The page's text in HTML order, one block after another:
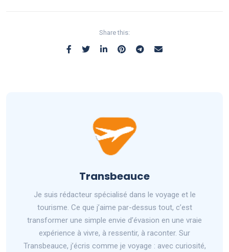
Share this:
Transbeauce
Je suis rédacteur spécialisé dans le voyage et le
tourisme. Ce que j’aime par-dessus tout, c’est
transformer une simple envie d’évasion en une vraie
expérience à vivre, à ressentir, à raconter. Sur
Transbeauce, j’écris comme je voyage : avec curiosité,